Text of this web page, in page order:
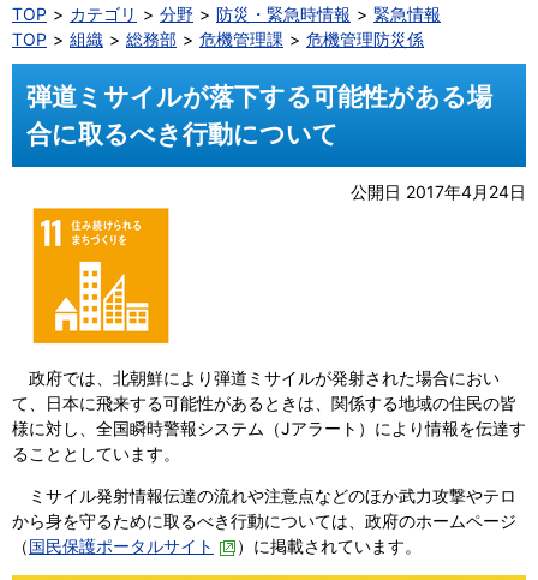
TOP
カテゴリ 分野 防災・緊急時情報
緊急情報
TOP
組織 総務部 危機管理課 危機管理防災係
弾道ミサイルが落下する可能性がある場
合に取るべき行動について
公開日 2017年4月24日
政府では、北朝鮮により弾道ミサイルが発射された場合におい
て、日本に飛来する可能性があるときは、関係する地域の住民の皆
様に対し、全国瞬時警報システム（Jアラート）により情報を伝達す
ることとしています。
ミサイル発射情報伝達の流れや注意点などのほか武力攻撃やテロ
から身を守るために取るべき行動については、政府のホームページ
（国民保護ポータルサイト ）に掲載されています。